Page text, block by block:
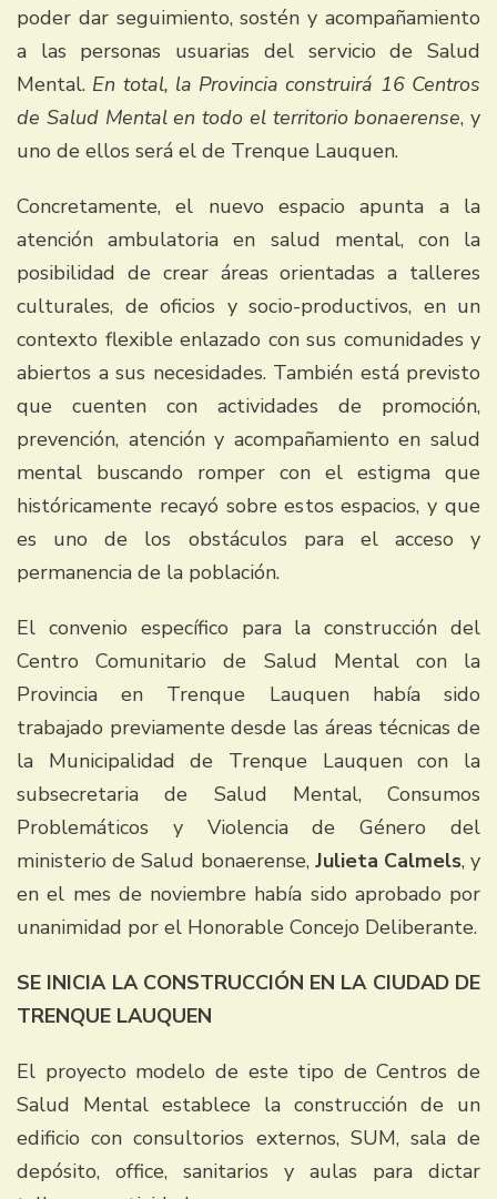
poder dar seguimiento, sostén y acompañamiento
a las personas usuarias del servicio de Salud
Mental. En total, la Provincia construirá 16 Centros
de Salud Mental en todo el territorio bonaerense, y
uno de ellos será el de Trenque Lauquen.
Concretamente, el nuevo espacio apunta a la
atención ambulatoria en salud mental, con la
posibilidad de crear áreas orientadas a talleres
culturales, de oficios y socio-productivos, en un
contexto flexible enlazado con sus comunidades y
abiertos a sus necesidades. También está previsto
que cuenten con actividades de promoción,
prevención, atención y acompañamiento en salud
mental buscando romper con el estigma que
históricamente recayó sobre estos espacios, y que
es uno de los obstáculos para el acceso y
permanencia de la población.
El convenio específico para la construcción del
Centro Comunitario de Salud Mental con la
Provincia en Trenque Lauquen había sido
trabajado previamente desde las áreas técnicas de
la Municipalidad de Trenque Lauquen con la
subsecretaria de Salud Mental, Consumos
Problemáticos y Violencia de Género del
ministerio de Salud bonaerense, Julieta Calmels, y
en el mes de noviembre había sido aprobado por
unanimidad por el Honorable Concejo Deliberante.
SE INICIA LA CONSTRUCCIÓN EN LA CIUDAD DE
TRENQUE LAUQUEN
El proyecto modelo de este tipo de Centros de
Salud Mental establece la construcción de un
edificio con consultorios externos, SUM, sala de
depósito, office, sanitarios y aulas para dictar